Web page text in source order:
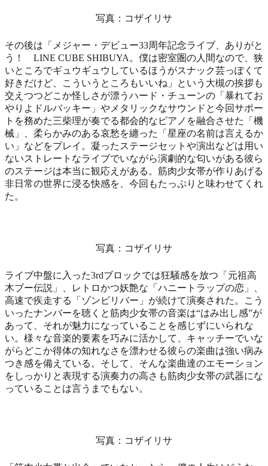
写真：コザイリサ
その後は「メジャー・デビュー33周年記念ライブ、ありがと
う！ LINE CUBE SHIBUYA。僕は密室圏の人間なので、狭
いところでギュウギュウしているほうがスナック芸っぽくて
好きだけど、こういうところもいいね」という大槻の挨拶も
交えつつどこか怪しさが漂うハード・チューンの「暴れてお
やりよドルバッキー」やメタリックなサウンドと今回サポー
トを務めた三柴理が奏でる都会的なピアノを融合させた「機
械」、柔らかみのある哀愁を纏った「星座の名前は言えるか
い」などをプレイ。凝ったステージセットや演出などは用い
ないストレートなライブでいながら演劇的な匂いがある彼ら
のステージは本当に観応えがある。筋肉少女帯が作りあげる
非日常の世界に浸る快感を、今回もたっぷりと味わせてくれ
た。
写真：コザイリサ
ライブ中盤に入った3rdブロックでは狂騒感を放つ「元祖高
木ブー伝説」、レトロかつ妖艶な「ハニートラップの恋」、
高速で疾走する「ゾンビリバー」が続けて演奏された。こう
いったナンバーを聴くと筋肉少女帯の音楽は“はみ出し感”が
あって、それが魅力になっていることを感じずにいられな
い。様々な音楽的要素を巧みに活かして、キャッチーでいな
がらどこか得体の知れなさを漂わせる彼らの楽曲は強い病み
つき感を備えている。そして、そんな楽曲達のエモーション
をしっかりと表現する演奏力の高さも筋肉少女帯の武器にな
っていることは言うまでもない。
写真：コザイリサ